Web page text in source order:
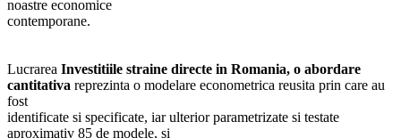
noastre economice
contemporane.
Lucrarea Investitiile straine directe in Romania, o abordare
cantitativa reprezinta o modelare econometrica reusita prin care au
fost
identificate si specificate, iar ulterior parametrizate si testate
aproximativ 85 de modele, si